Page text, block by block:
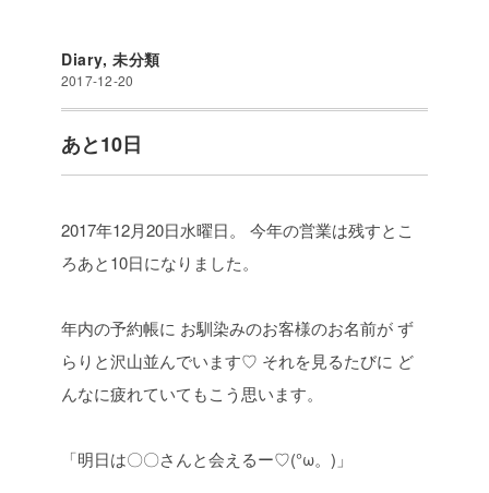
Diary, 未分類
2017-12-20
あと10日
2017年12月20日水曜日。
今年の営業は残すとこ
ろあと10日になりました。
年内の予約帳に お馴染みのお客様のお名前がず
らりと沢山並んでいます♡ それを見るたびに ど
んなに疲れていてもこう思います。
「明日は〇〇さんと会えるー♡(°ω。)」